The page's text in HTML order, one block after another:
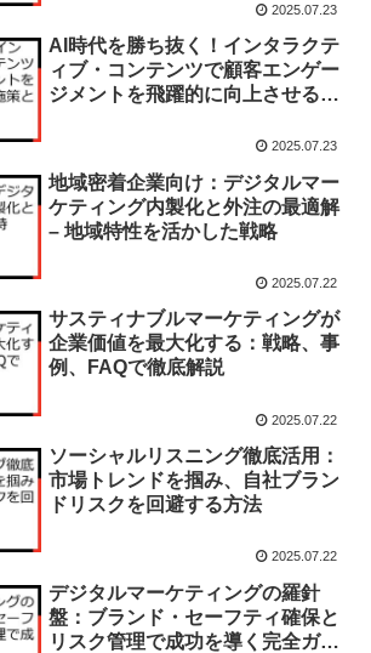
2025.07.23
AI時代を勝ち抜く！インタラクテ
ィブ・コンテンツで顧客エンゲー
ジメントを飛躍的に向上させる施
2025.07.23
地域密着企業向け：デジタルマー
ケティング内製化と外注の最適解
– 地域特性を活かした戦略
2025.07.22
サスティナブルマーケティングが
企業価値を最大化する：戦略、事
例、FAQで徹底解説
2025.07.22
ソーシャルリスニング徹底活用：
市場トレンドを掴み、自社ブラン
ドリスクを回避する方法
2025.07.22
デジタルマーケティングの羅針
盤：ブランド・セーフティ確保と
リスク管理で成功を導く完全ガイ